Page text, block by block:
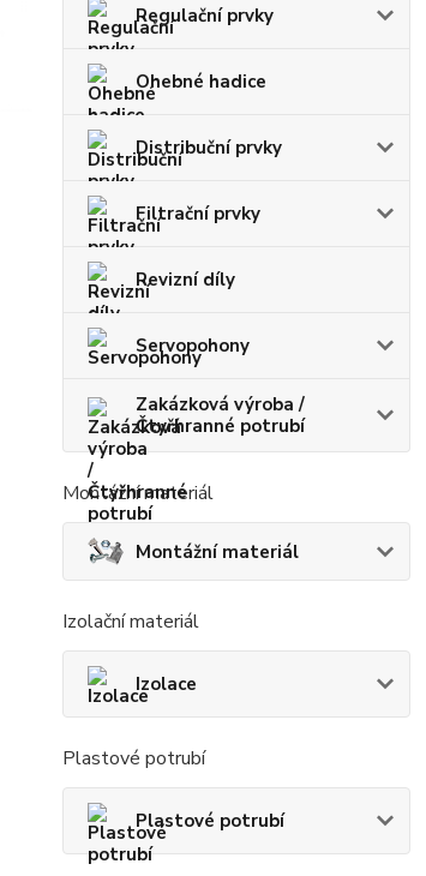
Regulační prvky
Ohebné hadice
Distribuční prvky
Filtrační prvky
Revizní díly
Servopohony
Zakázková výroba /
Čtyřhranné potrubí
Montážní materiál
Montážní materiál
Izolační materiál
Izolace
Plastové potrubí
Plastové potrubí